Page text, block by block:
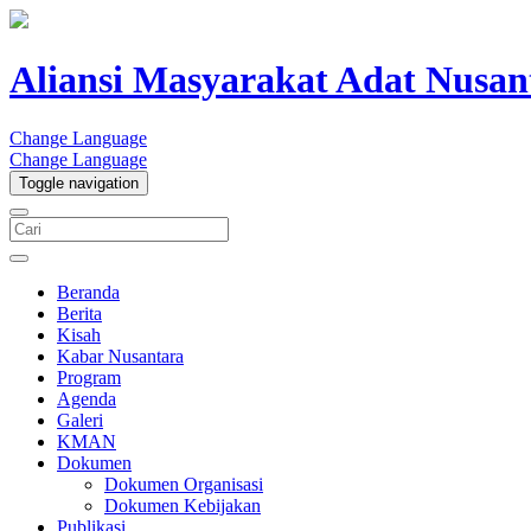
Aliansi Masyarakat Adat
Change Language
Change Language
Toggle navigation
Beranda
Berita
Kisah
Kabar Nusantara
Program
Agenda
Galeri
KMAN
Dokumen
Dokumen Organisasi
Dokumen Kebijakan
Publikasi